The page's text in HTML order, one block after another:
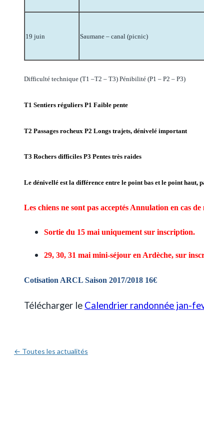
19 juin Saumane – canal (picnic)
Difficulté technique (T1 –T2 – T3) Pénibilité (P1 – P2 – P3)
T1 Sentiers réguliers P1 Faible pente
T2 Passages rocheux P2 Longs trajets, dénivelé important
T3 Rochers difficiles P3 Pentes très raides
Le dénivellé est la différence entre le point bas et le point haut,
Les chiens ne sont pas acceptés Annulation en cas de
Sortie du 15 mai uniquement sur inscription.
29, 30, 31 mai mini-séjour en Ardèche, sur
Cotisation ARCL Saison 2017/2018 16€
Télécharger le Calendrier randonnée jan-
← Toutes les actualités